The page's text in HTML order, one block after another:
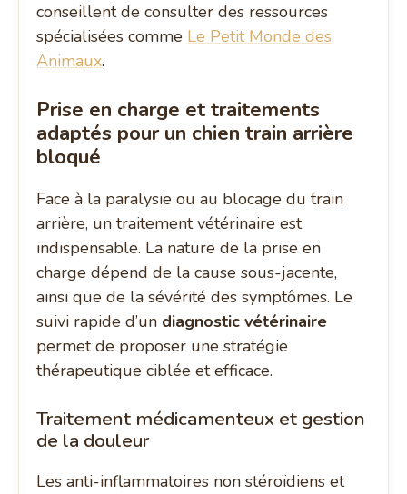
conseillent de consulter des ressources
spécialisées comme Le Petit Monde des
Animaux.
Prise en charge et traitements
adaptés pour un chien train arrière
bloqué
Face à la paralysie ou au blocage du train
arrière, un traitement vétérinaire est
indispensable. La nature de la prise en
charge dépend de la cause sous-jacente,
ainsi que de la sévérité des symptômes. Le
suivi rapide d’un diagnostic vétérinaire
permet de proposer une stratégie
thérapeutique ciblée et efficace.
Traitement médicamenteux et gestion
de la douleur
Les anti-inflammatoires non stéroïdiens et